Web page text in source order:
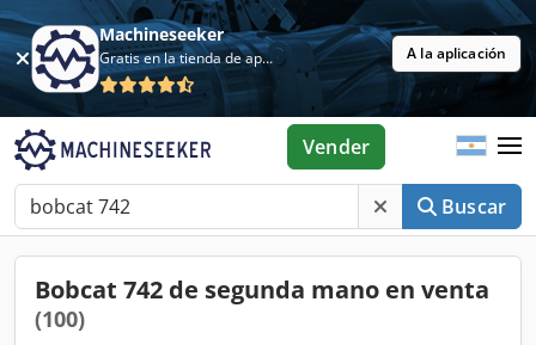
Machineseeker
Gratis en la tienda de aplicaciones A la aplicación
Buscar
Vender
Bobcat 742 de segunda mano en venta
(100)